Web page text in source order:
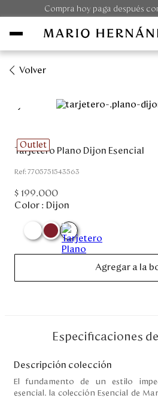
Compra hoy paga después
Unisex
Disney
Servicio al cliente
Volver
Outlet
Tarjetero Plano Dijon Esencial
:7705751543563
$ 199.000
Color : Dijon
Agregar a la
Especificaciones
Descripción colección
El fundamento de un estilo
esencial. la colección Esencial de